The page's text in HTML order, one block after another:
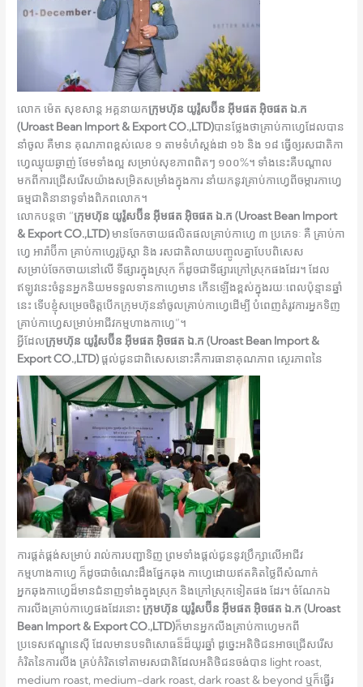
លោក​ ម៉េត សុខសាន្ត អគ្គនាយកក្រុមហ៊ុន យូរ៉ូសប៊ីន អ៊ីមផត អ៊ិចផត ឯ.ក
(Uroast Bean Import & Export CO.,LTD)បានថ្លែងថាគ្រាប់កាហ្វេដែលបាន
នាំចូល គឺមាន គុណភាពខ្ពស់លេខ ១ តាមទំហំស្តង់ដា​​ ១៦ និង ១៨ ធ្វើឲ្យរសជាតិកា
ហ្វេឈ្ងុយឆ្ងាញ់ ថែមទាំងល្អ សម្រាប់សុខភាពពិតៗ ១០០%។ ទាំងនេះគឺបណ្តាល
មកពីការជ្រើសរើសយ៉ាងសម្រិតសម្រាំងក្នុងការ នាំយកនូវគ្រាប់កាហ្វេពីចម្ការកាហ្វេ
ធម្មជាតិនានាទូទាំងពិភពលោក។
លោកបន្តថា “ក្រុមហ៊ុន យូរ៉ូសប៊ីន អ៊ីមផត អ៊ិចផត ឯ.ក (Uroast Bean Import
& Export CO.,LTD)មានចែកចាយផលិតផលគ្រាប់កាហ្វេ ៣​ ប្រភេទៈ គឺ គ្រាប់កា
ហ្វេ អារ៉ាប៊ីកា គ្រាប់កាហ្វេរូប៊ូស្តា និង រសជាតិលាយបញ្ចូលគ្នាបែបពិសេស
សម្រាប់ចែកចាយនៅលើ ទីផ្សារក្នុងស្រុក ក៏ដូចជាទីផ្សារក្រៅស្រុកផងដែរ។ ដែល
ឥឡូវនេះចំនួនអ្នកនិយមទទួលទានកាហ្វេមាន កើនឡើងខ្ពស់ក្នុងរយៈពេលប៉ុន្មានឆ្នាំ
នេះ ទើបខ្ញុំសម្រេចចិត្តបើកក្រុមហ៊ុននាំចូលគ្រាប់កាហ្វេដើម្បី បំពេញតំរូវការអ្នកទិញ
គ្រាប់កាហ្វេសម្រាប់អាជីវកម្មហាងកាហ្វេ”។
អ្វីដែលក្រុមហ៊ុន យូរ៉ូសប៊ីន អ៊ីមផត អ៊ិចផត ឯ.ក (Uroast Bean Import &
Export CO.,LTD)ផ្តល់ជូនជាពិសេសនោះគឺការធានាគុណភាព សេ្ថរភាពនៃ
ការផ្តត់ផ្គង់សម្រាប់ រាល់ការបញ្ជាទិញ ព្រមទាំងផ្តល់ជូននូវប្រឹក្សាលើអាជីវ
កម្មហាងកាហ្វេ ក៏ដូចជាចំណេះដឹងផ្នែកឆុង កាហ្វេដោយឥតគិតថ្លៃពីសំណាក់
អ្នកឆុងកាហ្វេដ៏មានជំនាញទាំងក្នុងស្រុក និងក្រៅស្រុកទៀតផង ដែរ។ ចំណែកឯ
ការលីងគ្រាប់កាហ្វេផងដែរនោះក្រុមហ៊ុន យូរ៉ូសប៊ីន អ៊ីមផត អ៊ិចផត ឯ.ក (Uroast
Bean Import & Export CO.,LTD)ក៏មានអ្នកលីងគ្រាប់កាហ្វេមកពី
ប្រទេសឥណ្ឌូនេស៊ី​ ដែលមានបទពិសោធន៏ដ៏យូរឆ្នាំ ដូច្នេះអតិថិជនអាចជ្រើសរើស
កំរិតនៃការលីង គ្រប់កំរិតទៅតាមរសជាតិដែលអតិថិជនចង់បាន light roast,
medium roast, medium-dark roast, dark roast & beyond ឬក៏ធ្វើរ